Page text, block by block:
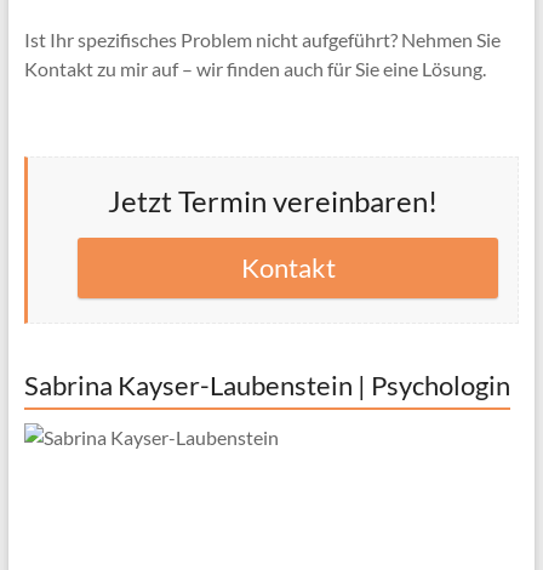
Ist Ihr spezifisches Problem nicht aufgeführt? Nehmen Sie
Kontakt zu mir auf – wir finden auch für Sie eine Lösung.
Jetzt Termin vereinbaren!
Kontakt
Sabrina Kayser-Laubenstein | Psychologin